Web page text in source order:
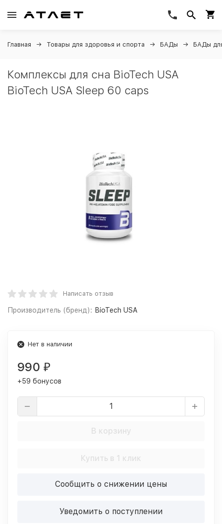
Главная Товары для здоровья и спорта БАДы БАДы
Комплексы для сна BioTech USA
BioTech USA Sleep 60 caps
Написать отзыв
Производитель (бренд): BioTech USA
Нет в наличии
990 ₽
+59 бонусов
В корзину
Купить в 1 клик
Сообщить о снижении цены
Уведомить о поступлении